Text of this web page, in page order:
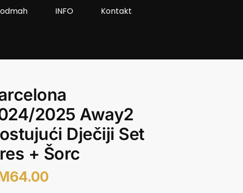
INFO
Kontakt
2025 Away2
Dječiji Set
+ Šorc
64.00